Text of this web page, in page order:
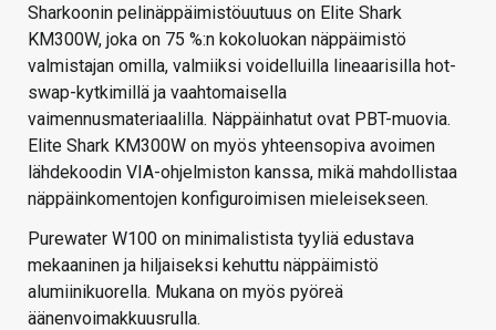
Sharkoonin pelinäppäimistöuutuus on Elite Shark
KM300W, joka on 75 %:n kokoluokan näppäimistö
valmistajan omilla, valmiiksi voidelluilla lineaarisilla hot-
swap-kytkimillä ja vaahtomaisella
vaimennusmateriaalilla. Näppäinhatut ovat PBT-muovia.
Elite Shark KM300W on myös yhteensopiva avoimen
lähdekoodin VIA-ohjelmiston kanssa, mikä mahdollistaa
näppäinkomentojen konfiguroimisen mieleisekseen.
Purewater W100 on minimalistista tyyliä edustava
mekaaninen ja hiljaiseksi kehuttu näppäimistö
alumiinikuorella. Mukana on myös pyöreä
äänenvoimakkuusrulla.